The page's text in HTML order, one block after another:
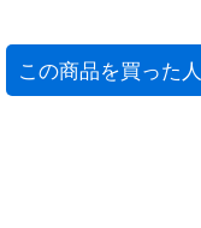
この商品を買った